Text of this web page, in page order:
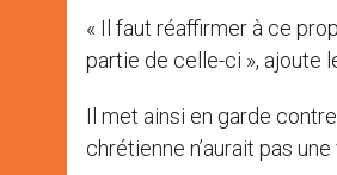
« Il faut réaffirmer à ce
partie de celle-ci », ajoute
Il met ainsi en garde
chrétienne n’aurait pas